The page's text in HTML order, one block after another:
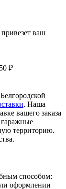
ваш
₽
. Наша
вашего заказа
гаражные
территорию.
способом:
оформлении